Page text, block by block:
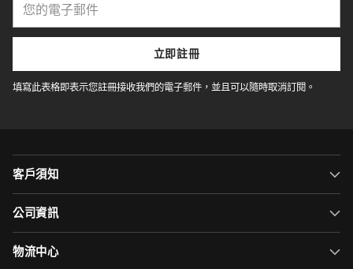
電
郵
件
立即註冊
填寫此表格即表示您註冊接收我們的電子郵件，並且可以隨時取消訂閱。
客戶須知
公司資訊
物流中心